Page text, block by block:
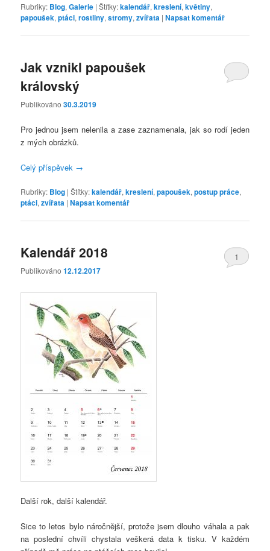
Rubriky: Blog,Galerie |Štítky:kalendář,kreslení,květiny,
papoušek,ptáci,rostliny,stromy,zvířata |Napsat komentář
Jak vznikl papoušek
královský
Publikováno30.3.2019
Pro jednou jsem nelenila a zase zaznamenala, jak so rodí jeden
z mých obrázků.
Celý příspěvek →
Rubriky: Blog |Štítky:kalendář,kreslení,papoušek,postup práce,
ptáci,zvířata |Napsat komentář
Kalendář 2018
Publikováno12.12.2017
1
Další rok, další kalendář.
Sice to letos bylo náročnější, protože jsem dlouho váhala a pak
na poslední chvíli chystala veškerá data k tisku. V každém